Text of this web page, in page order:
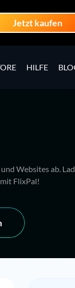
HILFE
Jetzt kaufen
Websites ab.
FlixPal!